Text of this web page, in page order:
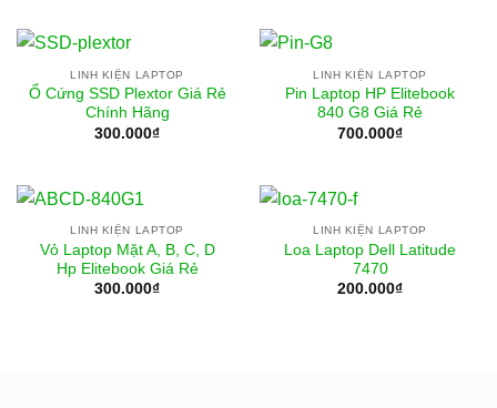
LINH KIỆN LAPTOP
Ổ Cứng SSD Plextor Giá Rẻ
Chính Hãng
300.000₫
LINH KIỆN LAPTOP
Pin Laptop HP Elitebook
840 G8 Giá Rẻ
700.000₫
LINH KIỆN LAPTOP
Vỏ Laptop Mặt A, B, C, D
Hp Elitebook Giá Rẻ
300.000₫
LINH KIỆN LAPTOP
Loa Laptop Dell Latitude
7470
200.000₫